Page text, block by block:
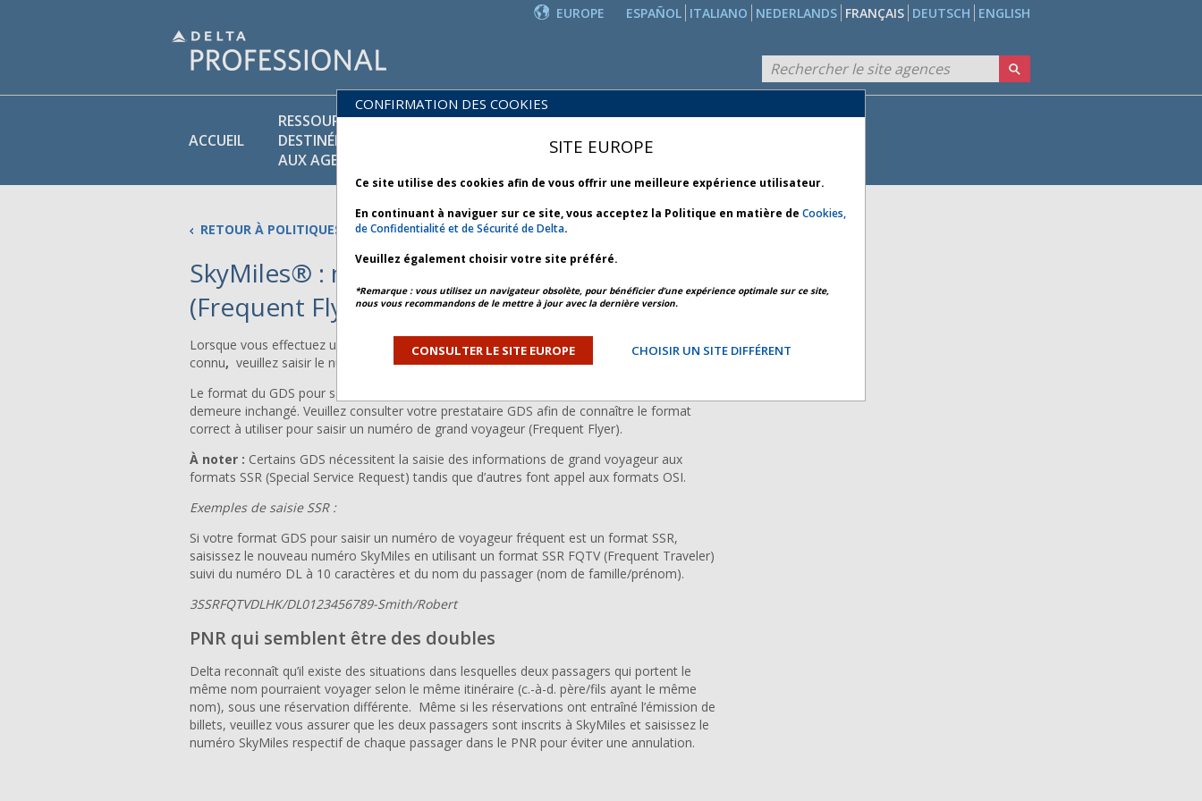
ENGLISH
DEUTSCH
FRANÇAIS
NEDERLANDS
ITALIANO
ESPAÑOL
EUROPE
ACCUEIL
RESSOURCES
DESTINÉES
AUX AGENTS
PRODUITS
ET
RETOUR À POLITIQUES COMMERCIALES
SkyMiles® : numéros de voyageur fréquent
(Frequent Flyer) dans une réservation
Lorsque vous effectuez une nouvelle réservation et que le numéro de compte SkyMiles est
connu, veuillez saisir le numéro SkyMiles à 10 caractères dans le dossier de réservation.
Le format du GDS pour saisir les numéros de compte SkyMiles (pour le crédit de miles)
demeure inchangé. Veuillez consulter votre prestataire GDS afin de connaître le format
correct à utiliser pour saisir un numéro de grand voyageur (Frequent Flyer).
À noter : Certains GDS nécessitent la saisie des informations de grand voyageur aux
formats SSR (Special Service Request) tandis que d’autres font appel aux formats OSI.
Exemples de saisie SSR :
Si votre format GDS pour saisir un numéro de voyageur fréquent est un format SSR,
saisissez le nouveau numéro SkyMiles en utilisant un format SSR FQTV (Frequent Traveler)
suivi du numéro DL à 10 caractères et du nom du passager (nom de famille/prénom).
3SSRFQTVDLHK/DL0123456789-Smith/Robert
PNR qui semblent être des doubles
Delta reconnaît qu’il existe des situations dans lesquelles deux passagers qui portent le
même nom pourraient voyager selon le même itinéraire (c.-à-d. père/fils ayant le même
nom), sous une réservation différente. Même si les réservations ont entraîné l’émission de
billets, veuillez vous assurer que les deux passagers sont inscrits à SkyMiles et saisissez le
numéro SkyMiles respectif de chaque passager dans le PNR pour éviter une annulation.
CONFIRMATION DES COOKIES
SITE EUROPE
Ce site utilise des cookies afin de vous offrir une meilleure expérience utilisateur.
En continuant à naviguer sur ce site, vous acceptez la Politique en matière de Cookies,
de Confidentialité et de Sécurité de Delta.
Veuillez également choisir votre site préféré.
*Remarque : vous utilisez un navigateur obsolète, pour bénéficier d’une expérience optimale sur ce site,
nous vous recommandons de le mettre à jour avec la dernière version.
CONSULTER LE SITE EUROPE CHOISIR UN SITE DIFFÉRENT